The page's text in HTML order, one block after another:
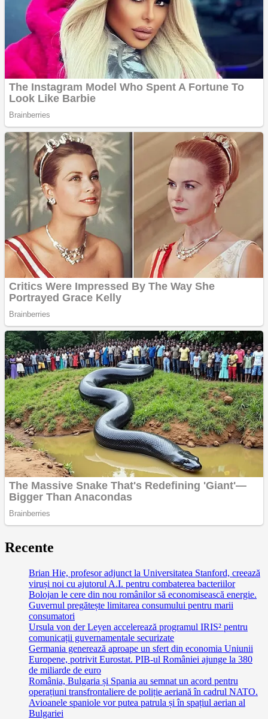
Recente
Brian Hie, profesor adjunct la Universitatea Stanford, creează
viruși noi cu ajutorul A.I. pentru combaterea bacteriilor
Bolojan le cere din nou românilor să economisească energie.
Guvernul pregătește limitarea consumului pentru marii
consumatori
Ursula von der Leyen accelerează programul IRIS² pentru
comunicații guvernamentale securizate
Germania generează aproape un sfert din economia Uniunii
Europene, potrivit Eurostat. PIB-ul României ajunge la 380
de miliarde de euro
România, Bulgaria și Spania au semnat un acord pentru
operațiuni transfrontaliere de poliție aeriană în cadrul NATO.
Avioanele spaniole vor putea patrula și în spațiul aerian al
Bulgariei